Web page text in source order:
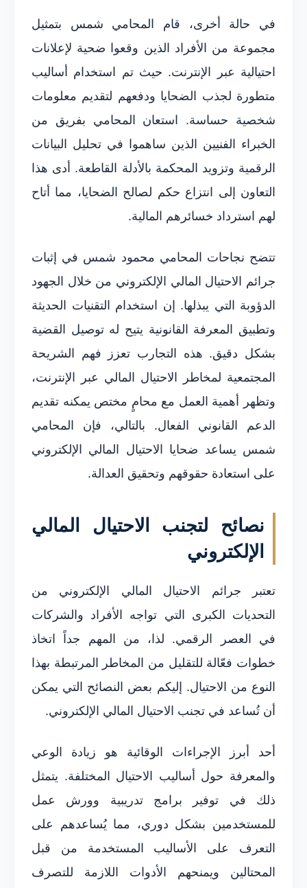
في حالة أخرى، قام المحامي شمس بتمثيل
مجموعة من الأفراد الذين وقعوا ضحية لإعلانات
احتيالية عبر الإنترنت. حيث تم استخدام أساليب
متطورة لجذب الضحايا ودفعهم لتقديم معلومات
شخصية حساسة. استعان المحامي بفريق من
الخبراء الفنيين الذين ساهموا في تحليل البيانات
الرقمية وتزويد المحكمة بالأدلة القاطعة. أدى هذا
التعاون إلى انتزاع حكم لصالح الضحايا، مما أتاح
لهم استرداد خسائرهم المالية.
تتضح نجاحات المحامي محمود شمس في إثبات
جرائم الاحتيال المالي الإلكتروني من خلال الجهود
الدؤوبة التي يبذلها. إن استخدام التقنيات الحديثة
وتطبيق المعرفة القانونية يتيح له توصيل القضية
بشكل دقيق. هذه التجارب تعزز فهم الشريحة
المجتمعية لمخاطر الاحتيال المالي عبر الإنترنت،
وتظهر أهمية العمل مع محامٍ مختص يمكنه تقديم
الدعم القانوني الفعال. بالتالي، فإن المحامي
شمس يساعد ضحايا الاحتيال المالي الإلكتروني
على استعادة حقوقهم وتحقيق العدالة.
نصائح لتجنب الاحتيال المالي
الإلكتروني
تعتبر جرائم الاحتيال المالي الإلكتروني من
التحديات الكبرى التي تواجه الأفراد والشركات
في العصر الرقمي. لذا، من المهم جداً اتخاذ
خطوات فعّالة للتقليل من المخاطر المرتبطة بهذا
النوع من الاحتيال. إليكم بعض النصائح التي يمكن
أن تُساعد في تجنب الاحتيال المالي الإلكتروني.
أحد أبرز الإجراءات الوقائية هو زيادة الوعي
والمعرفة حول أساليب الاحتيال المختلفة. يتمثل
ذلك في توفير برامج تدريبية وورش عمل
للمستخدمين بشكل دوري، مما يُساعدهم على
التعرف على الأساليب المستخدمة من قبل
المحتالين ويمنحهم الأدوات اللازمة للتصرف